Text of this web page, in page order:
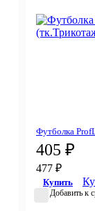
Футболка
405 ₽
477 ₽
Купить
Добавить к